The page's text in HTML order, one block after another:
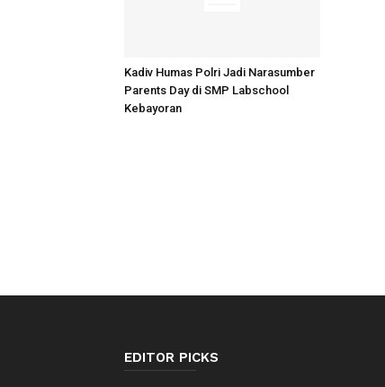
Kadiv Humas Polri Jadi Narasumber
Parents Day di SMP Labschool
Kebayoran
EDITOR PICKS